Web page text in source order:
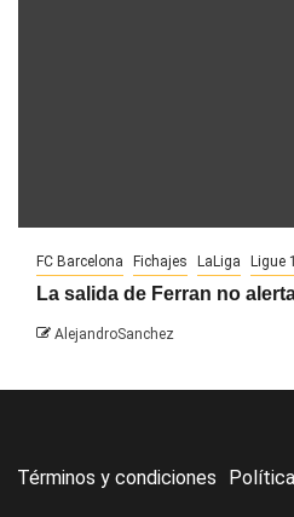
FC Barcelona Fichajes LaLiga Ligue 1
La salida de Ferran no
AlejandroSanchez
Términos y condiciones